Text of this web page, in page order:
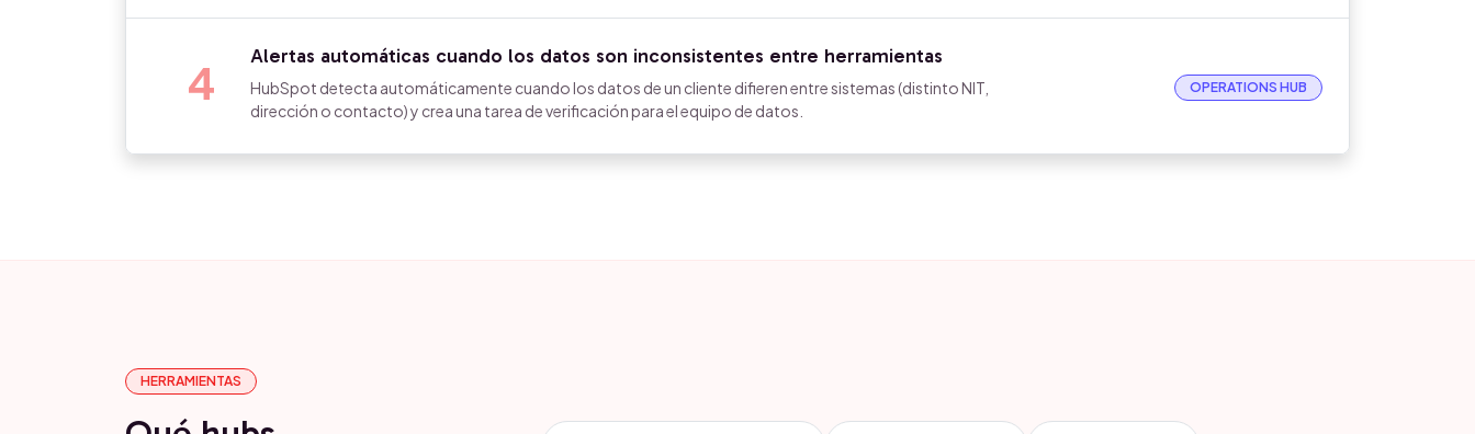
4 Alertas automáticas cuando los datos son inconsistentes entre herramientas
HubSpot detecta automáticamente cuando los datos de un cliente difieren entre sistemas (distinto NIT,
dirección o contacto) y crea una tarea de verificación para el equipo de datos.
OPERATIONS HUB
HERRAMIENTAS